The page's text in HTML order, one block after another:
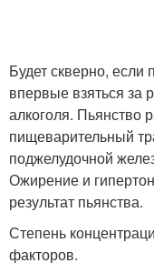
Будет скверно, если
впервые взяться за
алкоголя. Пьянство
пищеварительный
поджелудочной
Ожирение и
результат пьянства.
Степень
факторов.